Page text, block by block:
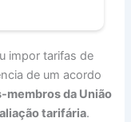
impor tarifas de
de um acordo
membros da União
tarifária.